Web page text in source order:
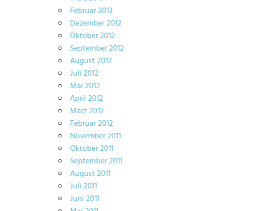
Februar 2013
Dezember 2012
Oktober 2012
September 2012
August 2012
Juli 2012
Mai 2012
April 2012
März 2012
Februar 2012
November 2011
Oktober 2011
September 2011
August 2011
Juli 2011
Juni 2011